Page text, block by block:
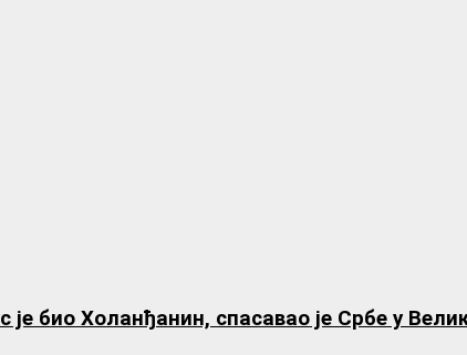
био Холанђанин, спасавао је Србе у